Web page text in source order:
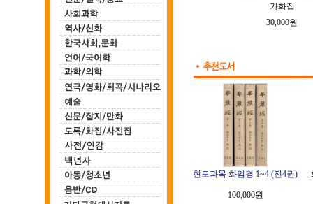
한하운시초
200,000원
정지용시집
700,000원
가화집
30,000원
현토과목 화엄경 1~4 (전4권)
100,000원